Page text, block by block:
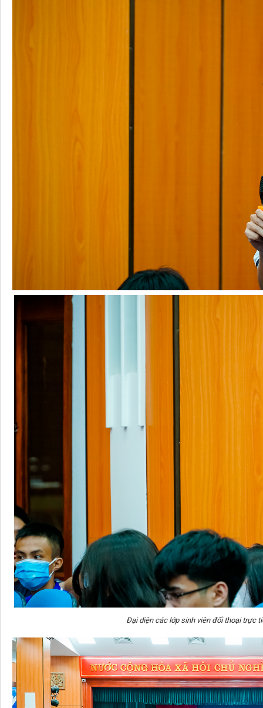
Đại diện các lớp sinh viên đối thoại trực